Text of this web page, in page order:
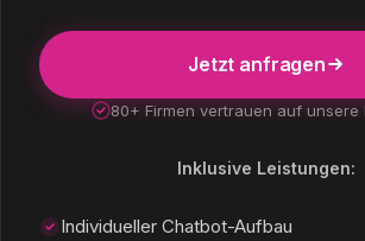
Jetzt anfragen
80+ Firmen vertrauen auf unsere
Inklusive Leistungen:
Individueller Chatbot-Aufbau